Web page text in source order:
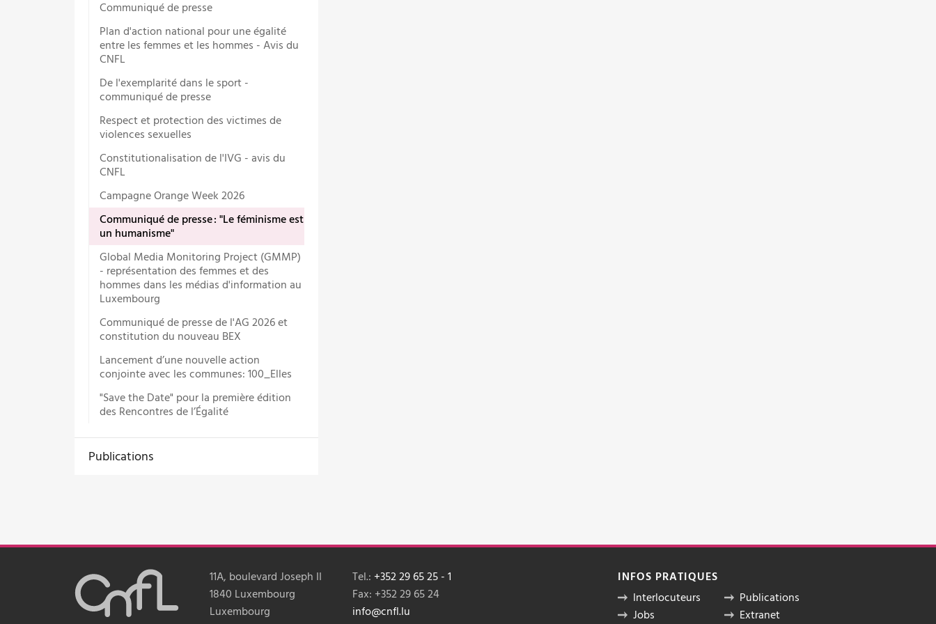
Communiqué de presse
Plan d'action national pour une égalité
entre les femmes et les hommes - Avis du
CNFL
De l'exemplarité dans le sport -
communiqué de presse
Respect et protection des victimes de
violences sexuelles
Constitutionalisation de l'IVG - avis du
CNFL
Campagne Orange Week 2026
Communiqué de presse : "Le féminisme est
un humanisme"
Global Media Monitoring Project (GMMP)
- représentation des femmes et des
hommes dans les médias d'information au
Luxembourg
Communiqué de presse de l'AG 2026 et
constitution du nouveau BEX
Lancement d’une nouvelle action
conjointe avec les communes: 100_Elles
"Save the Date" pour la première édition
des Rencontres de l’Égalité
Publications
11A, boulevard Joseph II
1840 Luxembourg
Luxembourg
Tel.: +352 29 65 25 - 1
Fax: +352 29 65 24
info@cnfl.lu
INFOS PRATIQUES
Interlocuteurs
Jobs
Publications
Extranet